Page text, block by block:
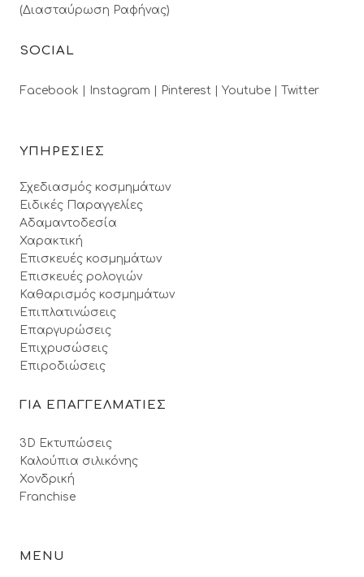
(Διασταύρωση Ραφήνας)
SOCIAL
Facebook | Instagram | Pinterest | Youtube | Twitter
ΥΠΗΡΕΣΙΕΣ
Σχεδιασμός κοσμημάτων
Ειδικές Παραγγελίες
Αδαμαντοδεσία
Χαρακτική
Επισκευές κοσμημάτων
Επισκευές ρολογιών
Καθαρισμός κοσμημάτων
Επιπλατινώσεις
Επαργυρώσεις
Επιχρυσώσεις
Επιροδιώσεις
ΓΙΑ ΕΠΑΓΓΕΛΜΑΤΙΕΣ
3D Εκτυπώσεις
Καλούπια σιλικόνης
Χονδρική
Franchise
MENU